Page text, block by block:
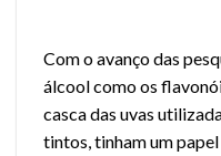
Com o avanço das
álcool como os
casca das uvas
tintos, tinham um